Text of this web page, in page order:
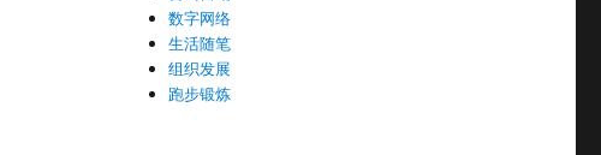
数字网络
生活随笔
组织发展
跑步锻炼